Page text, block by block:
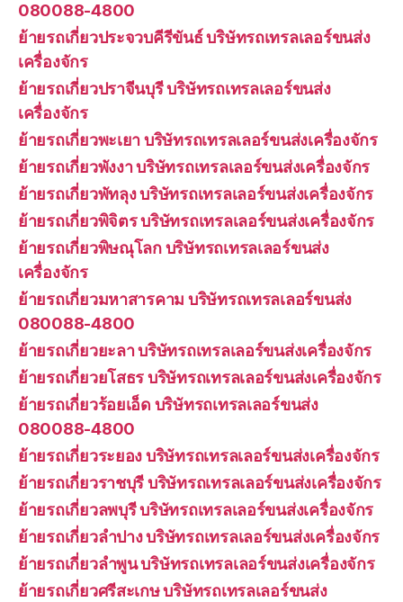
080088-4800
ย้ายรถเกี่ยวประจวบคีรีขันธ์ บริษัทรถเทรลเลอร์ขนส่ง
เครื่องจักร
ย้ายรถเกี่ยวปราจีนบุรี บริษัทรถเทรลเลอร์ขนส่ง
เครื่องจักร
ย้ายรถเกี่ยวพะเยา บริษัทรถเทรลเลอร์ขนส่งเครื่องจักร
ย้ายรถเกี่ยวพังงา บริษัทรถเทรลเลอร์ขนส่งเครื่องจักร
ย้ายรถเกี่ยวพัทลุง บริษัทรถเทรลเลอร์ขนส่งเครื่องจักร
ย้ายรถเกี่ยวพิจิตร บริษัทรถเทรลเลอร์ขนส่งเครื่องจักร
ย้ายรถเกี่ยวพิษณุโลก บริษัทรถเทรลเลอร์ขนส่ง
เครื่องจักร
ย้ายรถเกี่ยวมหาสารคาม บริษัทรถเทรลเลอร์ขนส่ง
080088-4800
ย้ายรถเกี่ยวยะลา บริษัทรถเทรลเลอร์ขนส่งเครื่องจักร
ย้ายรถเกี่ยวยโสธร บริษัทรถเทรลเลอร์ขนส่งเครื่องจักร
ย้ายรถเกี่ยวร้อยเอ็ด บริษัทรถเทรลเลอร์ขนส่ง
080088-4800
ย้ายรถเกี่ยวระยอง บริษัทรถเทรลเลอร์ขนส่งเครื่องจักร
ย้ายรถเกี่ยวราชบุรี บริษัทรถเทรลเลอร์ขนส่งเครื่องจักร
ย้ายรถเกี่ยวลพบุรี บริษัทรถเทรลเลอร์ขนส่งเครื่องจักร
ย้ายรถเกี่ยวลำปาง บริษัทรถเทรลเลอร์ขนส่งเครื่องจักร
ย้ายรถเกี่ยวลำพูน บริษัทรถเทรลเลอร์ขนส่งเครื่องจักร
ย้ายรถเกี่ยวศรีสะเกษ บริษัทรถเทรลเลอร์ขนส่ง